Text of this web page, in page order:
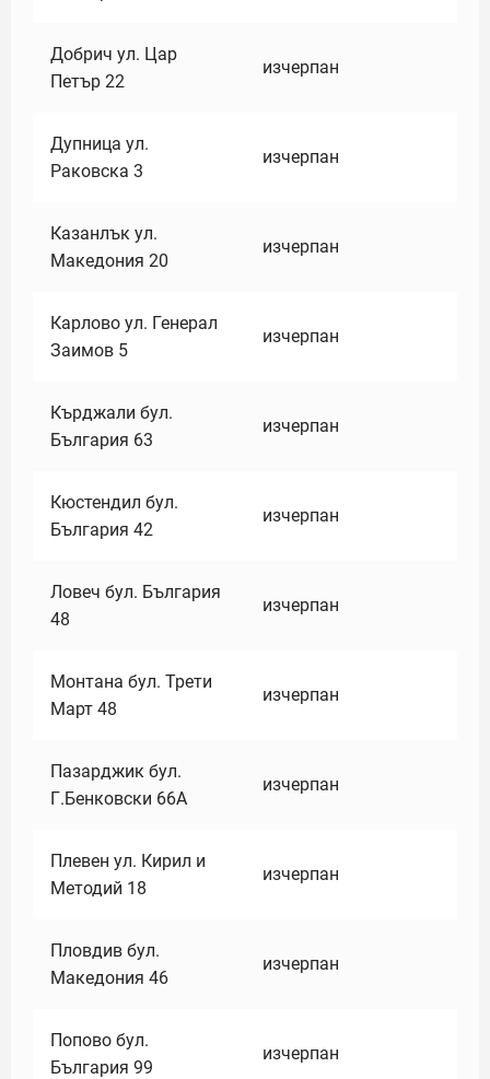
Добрич ул. Цар
Петър 22
изчерпан
Дупница ул.
Раковска 3
изчерпан
Казанлък ул.
Македония 20
изчерпан
Карлово ул. Генерал
Заимов 5
изчерпан
Кърджали бул.
България 63
изчерпан
Кюстендил бул.
България 42
изчерпан
Ловеч бул. България
48
изчерпан
Монтана бул. Трети
Март 48
изчерпан
Пазарджик бул.
Г.Бенковски 66А
изчерпан
Плевен ул. Кирил и
Методий 18
изчерпан
Пловдив бул.
Македония 46
изчерпан
Попово бул.
България 99
изчерпан